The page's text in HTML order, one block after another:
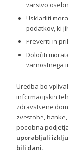
varstvo
Uskladiti
podatkov, ki
Preveriti in
Določiti
varnostnega
Uredba bo
informacijskih
zdravstvene
zvestobe,
podobna
uporabljali
bili dani.